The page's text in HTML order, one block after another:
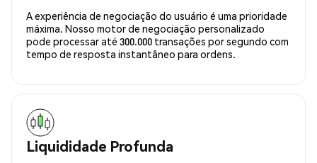
A experiência de negociação do usuário é uma prioridade
máxima. Nosso motor de negociação personalizado
pode processar até 300.000 transações por segundo com
tempo de resposta instantâneo para ordens.
Liquididade Profunda